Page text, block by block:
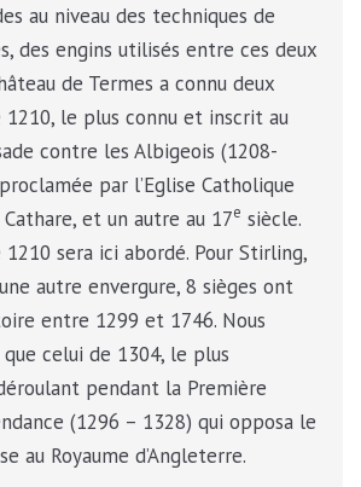
au niveau des techniques de
des engins utilisés entre ces deux
de Termes a connu deux
1210, le plus connu et inscrit au
contre les Albigeois (1208-
par l’Eglise Catholique
et un autre au 17e siècle.
sera ici abordé. Pour Stirling,
autre envergure, 8 sièges ont
entre 1299 et 1746. Nous
que celui de 1304, le plus
pendant la Première
(1296 – 1328) qui opposa le
au Royaume d’Angleterre.